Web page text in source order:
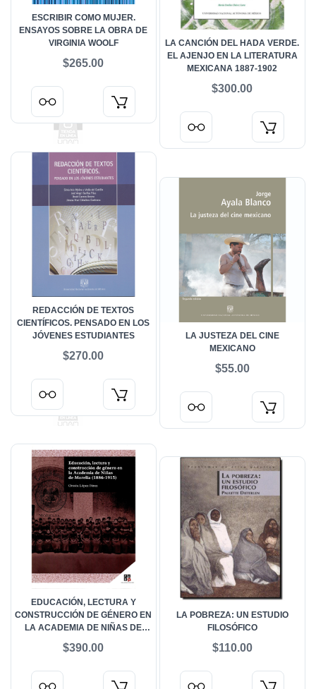
ESCRIBIR COMO MUJER.
ENSAYOS SOBRE LA OBRA DE
VIRGINIA WOOLF
$265.00
LA CANCIÓN DEL HADA VERDE.
EL AJENJO EN LA LITERATURA
MEXICANA 1887-1902
$300.00
REDACCIÓN DE TEXTOS
CIENTÍFICOS. PENSADO EN LOS
JÓVENES ESTUDIANTES
$270.00
LA JUSTEZA DEL CINE
MEXICANO
$55.00
EDUCACIÓN, LECTURA Y
CONSTRUCCIÓN DE GÉNERO EN
LA ACADEMIA DE NIÑAS DE
$390.00
LA POBREZA: UN ESTUDIO
FILOSÓFICO
$110.00